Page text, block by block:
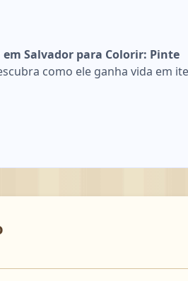
Salvador para Colorir: Pinte
como ele ganha vida em